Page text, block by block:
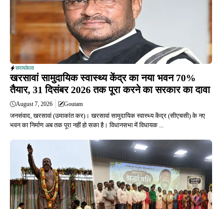
सरायकेला
खरसावां सामुदायिक स्वास्थ्य केंद्र का नया भवन 70%
तैयार, 31 दिसंबर 2026 तक पूरा करने का सरकार का दावा
August 7, 2026 Goutam
जनसंवाद, खरसावां (उमाकांत कर)। खरसावां सामुदायिक स्वास्थ्य केंद्र (सीएचसी) के नए
भवन का निर्माण अब तक पूरा नहीं हो सका है। विधानसभा में विधायक ...